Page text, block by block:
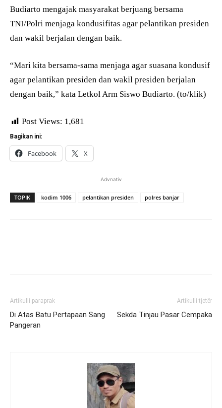
Budiarto mengajak masyarakat berjuang bersama
TNI/Polri menjaga kondusifitas agar pelantikan presiden
dan wakil berjalan dengan baik.
“Mari kita bersama-sama menjaga agar suasana kondusif
agar pelantikan presiden dan wakil presiden berjalan
dengan baik,” kata Letkol Arm Siswo Budiarto. (to/klik)
Post Views: 1,681
Bagikan ini:
Facebook X
Advnativ
TOPIK kodim 1006 pelantikan presiden polres banjar
Artikulli paraprak
Di Atas Batu Pertapaan Sang
Pangeran
Artikulli tjetër
Sekda Tinjau Pasar Cempaka